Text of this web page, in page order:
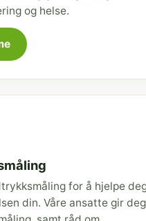
og helse.
for å hjelpe
din. Våre ansatte gir